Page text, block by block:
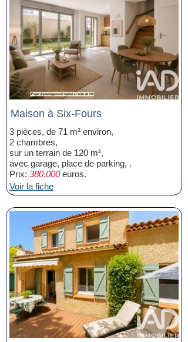
Maison à Six-Fours
3 pièces, de 71 m² environ,
2 chambres,
sur un terrain de 120 m²,
avec garage, place de parking, .
Prix: 380.000euros.
Voir la fiche